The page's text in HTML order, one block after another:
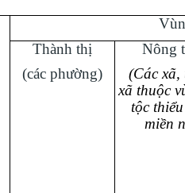
Thành thị
(các phường)
Nông
(Các xã,
xã thuộc
tộc
miền